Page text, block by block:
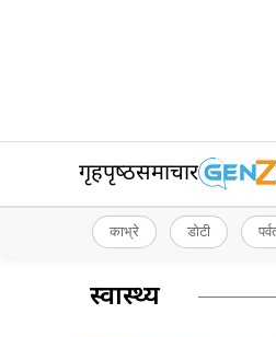
गृहपृष्‍ठसमाचार
काभ्रे डोटी
स्वास्थ्य